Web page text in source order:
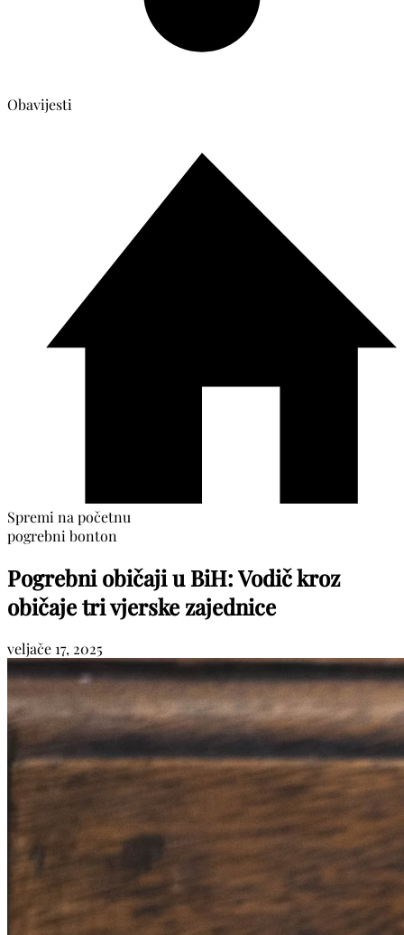
Obavijesti
Spremi na početnu
pogrebni bonton
Pogrebni običaji u BiH: Vodič kroz
običaje tri vjerske zajednice
veljače 17, 2025